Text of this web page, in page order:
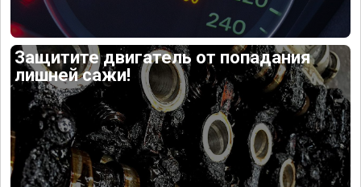
Защитите двигатель от попадания
лишней сажи!